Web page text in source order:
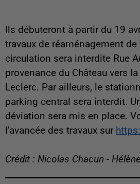
Ils débuteront à partir du 19
travaux de réaménagement de
circulation sera interdite Rue
provenance du Château vers la
Leclerc. Par ailleurs, le
parking central sera interdit.
déviation sera mis en place.
l'avancée des travaux sur
Crédit : Nicolas Chacun -